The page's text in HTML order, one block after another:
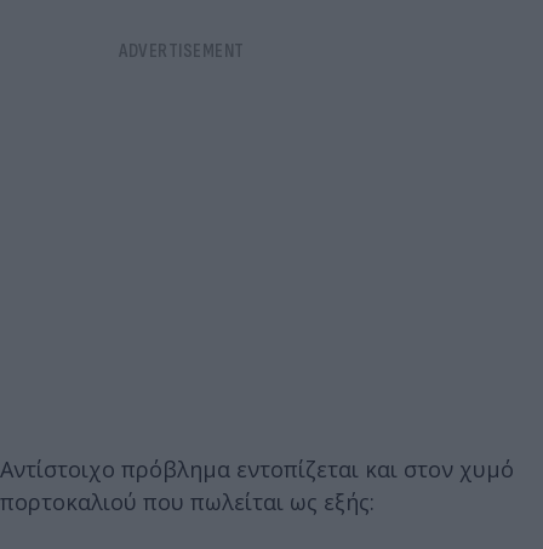
Αντίστοιχο πρόβλημα εντοπίζεται και στον χυμό
πορτοκαλιού που πωλείται ως εξής: